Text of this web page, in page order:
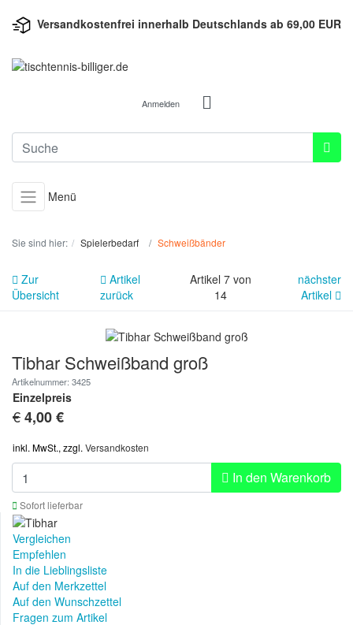
Versandkostenfrei innerhalb Deutschlands ab 69,00 EUR
Anmelden
Menü
Sie sind hier: Spielerbedarf Schweißbänder
Zur
Übersicht
Artikel
zurück
Artikel 7 von
14
nächster
Artikel
Tibhar Schweißband groß
Artikelnummer: 3425
Einzelpreis
€4,00€
inkl. MwSt., zzgl.Versandkosten
In den Warenkorb
Sofort lieferbar
Vergleichen
Empfehlen
In die Lieblingsliste
Auf den Merkzettel
Auf den Wunschzettel
Fragen zum Artikel